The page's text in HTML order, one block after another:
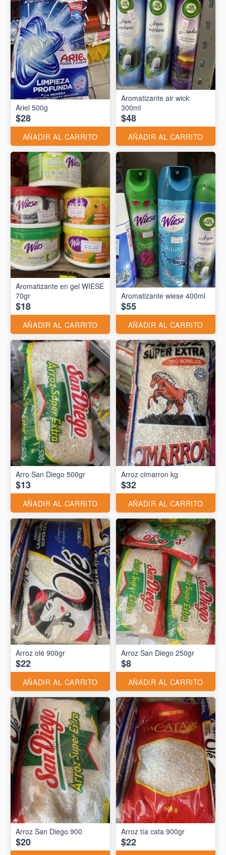
Ariel 500g
$28
AÑADIR AL CARRITO
Aromatizante air wick
300ml
$48
AÑADIR AL CARRITO
Aromatizante en gel WIESE
70gr
$18
AÑADIR AL CARRITO
Aromatizante wiese 400ml
$55
AÑADIR AL CARRITO
Arro San Diego 500gr
$13
AÑADIR AL CARRITO
Arroz cimarron kg
$32
AÑADIR AL CARRITO
Arroz olé 900gr
$22
AÑADIR AL CARRITO
Arroz San Diego 250gr
$8
AÑADIR AL CARRITO
Arroz San Diego 900
$20
Arroz tía cata 900gr
$22